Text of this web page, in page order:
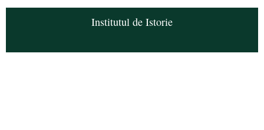
Institutul de Istorie